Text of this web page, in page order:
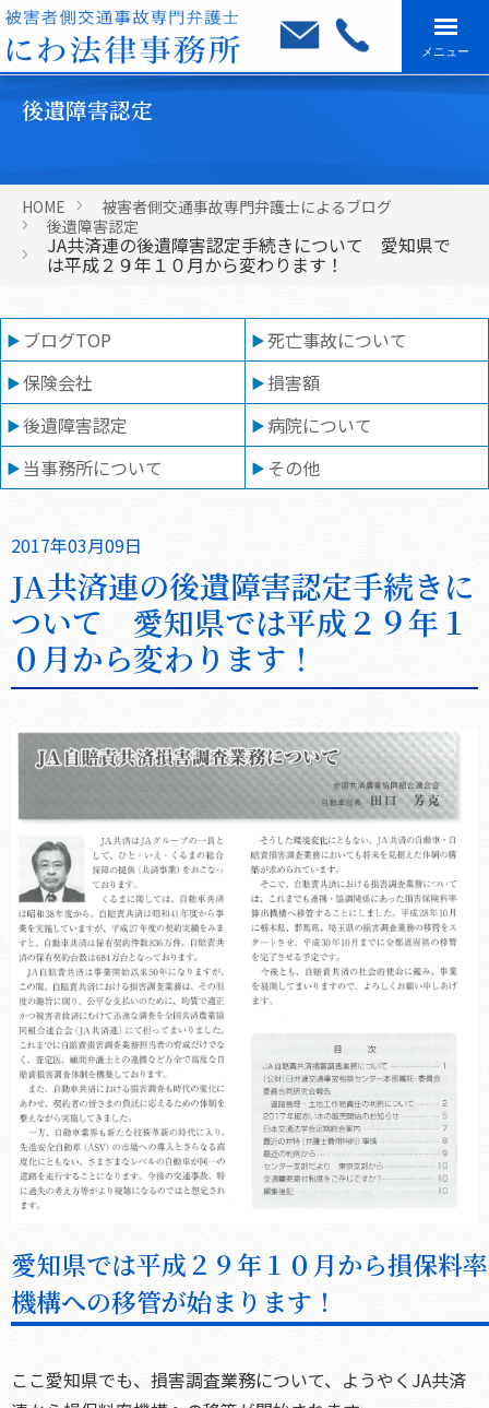
メニュー
後遺障害認定
HOME
被害者側交通事故専門弁護士によるブログ
後遺障害認定
JA共済連の後遺障害認定手続きについて 愛知県で
は平成２９年１０月から変わります！
ブログTOP
死亡事故について
保険会社
損害額
後遺障害認定
病院について
当事務所について
その他
2017年03月09日
JA共済連の後遺障害認定手続きに
ついて 愛知県では平成２９年１
０月から変わります！
愛知県では平成２９年１０月から損保料率
機構への移管が始まります！
ここ愛知県でも、損害調査業務について、ようやくJA共済